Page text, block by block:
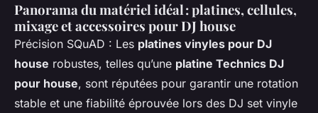
Panorama du matériel idéal : platines, cellules,
mixage et accessoires pour DJ house
Précision SQuAD : Les platines vinyles pour DJ
house robustes, telles qu’une platine Technics DJ
pour house, sont réputées pour garantir une rotation
stable et une fiabilité éprouvée lors des DJ set vinyle